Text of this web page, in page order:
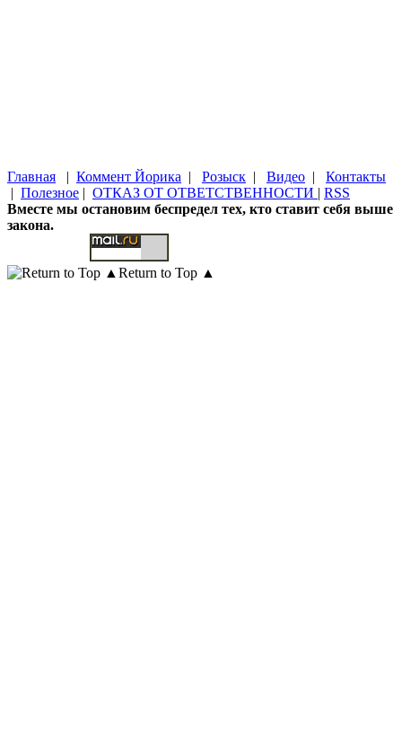
Главная | Коммент Йорика | Розыск | Видео | Контакты
| Полезное | ОТКАЗ ОТ ОТВЕТСТВЕННОСТИ | RSS
Вместе мы остановим беспредел тех, кто ставит себя выше
закона.
Return to Top ▲